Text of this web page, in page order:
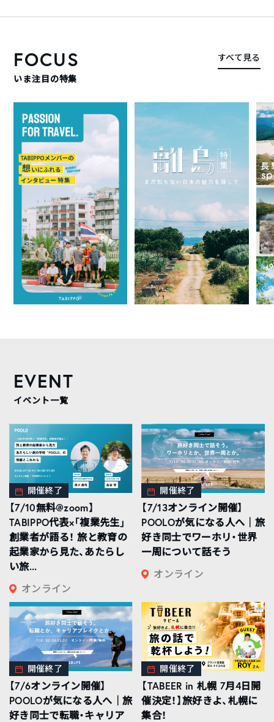
FOCUS
いま注目の特集
すべて見る
EVENT
イベント一覧
開催終了
【7/10無料@zoom】
TABIPPO代表×「複業先生」
創業者が語る！ 旅と教育の
起業家から見た、あたらし
い旅...
オンライン
開催終了
【7/13オンライン開催】
POOLOが気になる人へ｜旅
好き同士でワーホリ・世界
一周について話そう
オンライン
開催終了
【7/6オンライン開催】
POOLOが気になる人へ｜旅
好き同士で転職・キャリア
開催終了
【TABEER in 札幌 7月4日開
催決定！】旅好きよ、札幌に
集合！